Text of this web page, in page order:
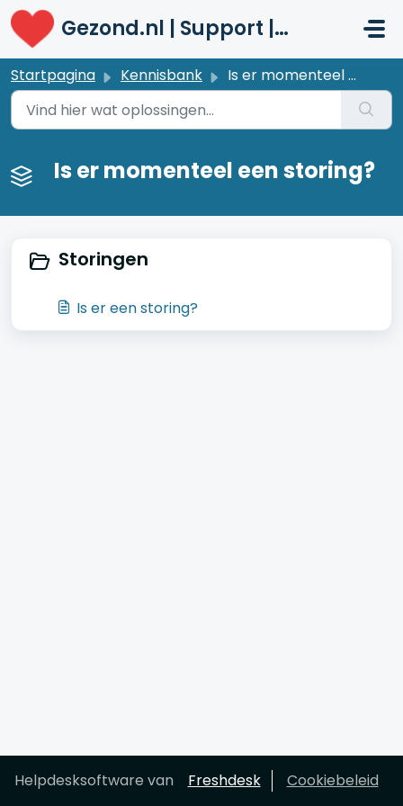
Doorgaan naar hoofdinhoud
Gezond.nl | Support | Patiënten
Startpagina Kennisbank Is er momenteel een storing?
Is er momenteel een storing?
Storingen
Is er een storing?
Helpdesksoftware van Freshdesk Cookiebeleid